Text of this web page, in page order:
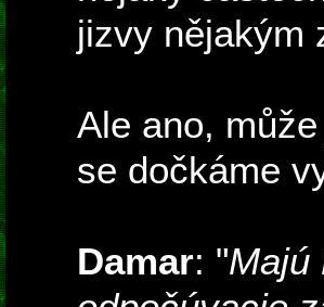
jizvy nějakým
Ale ano,
se dočkáme
Damar: "Majú